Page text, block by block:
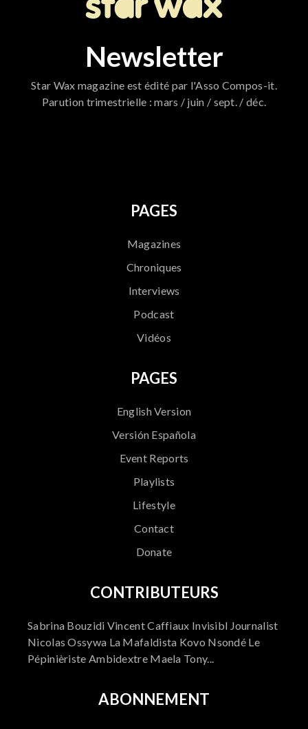
Newsletter
Star Wax magazine est édité par l'Asso Compos-it.
Parution trimestrielle : mars / juin / sept. / déc.
PAGES
Magazines
Chroniques
Interviews
Podcast
Vidéos
PAGES
English Version
Versión Española
Event Reports
Playlists
Lifestyle
Contact
Donate
CONTRIBUTEURS
Sabrina Bouzidi Vincent Caffiaux Invisibl Journalist
Nicolas Ossywa La Mafaldista Kovo Nsondé Le
Pépinièriste Ambidextre Maela Tony...
ABONNEMENT